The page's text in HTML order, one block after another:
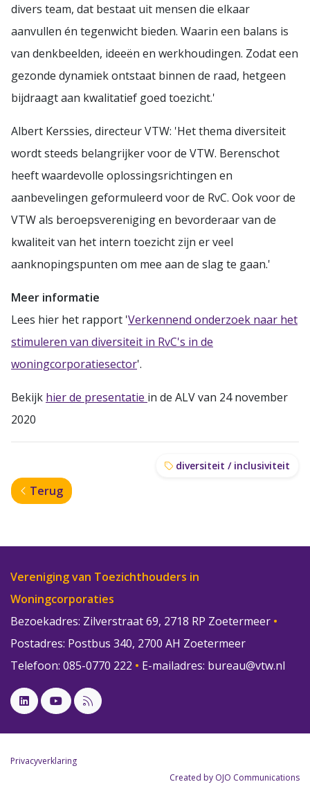
divers team, dat bestaat uit mensen die elkaar
aanvullen én tegenwicht bieden. Waarin een balans is
van denkbeelden, ideeën en werkhoudingen. Zodat een
gezonde dynamiek ontstaat binnen de raad, hetgeen
bijdraagt aan kwalitatief goed toezicht.'
Albert Kerssies, directeur VTW: 'Het thema diversiteit
wordt steeds belangrijker voor de VTW. Berenschot
heeft waardevolle oplossingsrichtingen en
aanbevelingen geformuleerd voor de RvC. Ook voor de
VTW als beroepsvereniging en bevorderaar van de
kwaliteit van het intern toezicht zijn er veel
aanknopingspunten om mee aan de slag te gaan.'
Meer informatie
Lees hier het rapport 'Verkennend onderzoek naar het
stimuleren van diversiteit in RvC's in de
woningcorporatiesector'.
Bekijk hier de presentatie in de ALV van 24 november
2020
diversiteit / inclusiviteit
Terug
Vereniging van Toezichthouders in
Woningcorporaties
Bezoekadres: Zilverstraat 69, 2718 RP Zoetermeer •
Postadres: Postbus 340, 2700 AH Zoetermeer
Telefoon: 085-0770 222 • E-mailadres: bureau@vtw.nl
Privacyverklaring
Created by OJO Communications